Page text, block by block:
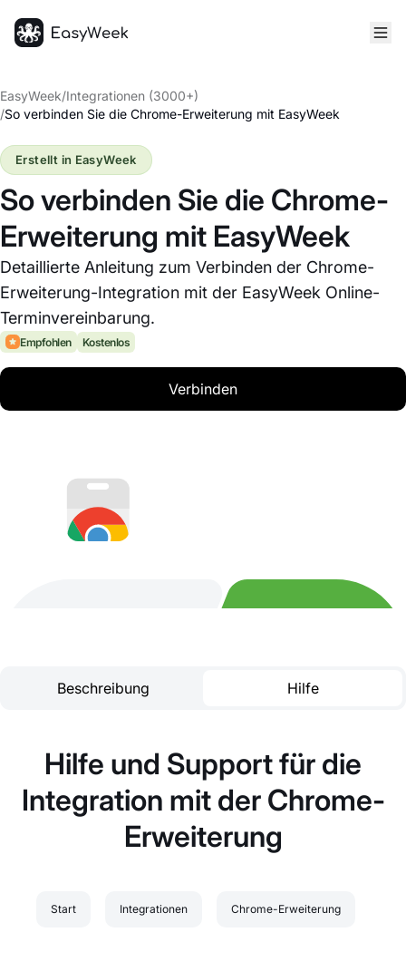
EasyWeek/Integrationen (3000+)
/So verbinden Sie die Chrome-Erweiterung mit EasyWeek
So verbinden Sie die Chrome-
Erweiterung mit EasyWeek
Detaillierte Anleitung zum Verbinden der Chrome-
Erweiterung-Integration mit der EasyWeek Online-
Terminvereinbarung.
Erstellt in EasyWeek
Empfohlen Kostenlos
Verbinden
Beschreibung Hilfe
Hilfe und Support für die
Integration mit der Chrome-
Erweiterung
Start Integrationen Chrome-Erweiterung